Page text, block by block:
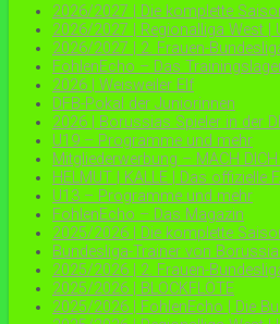
2026/2027 | Die komplette
2026/2027 | Regionalliga West |
2026/2027 | 2. Frauen-
FohlenEcho – Das
2026 | Weisweiler Elf
DFB-Pokal der Juniorinnen
2026 | Borussias Spieler in der
U19 – Programme und mehr
Mitgliederwerbung – MACH DICH
HELMUT | KALLE | Das offizielle
U13 – Programme und mehr
FohlenEcho – Das Magazin
2025/2026 | Die komplette
Bundesliga-Trainer von
2025/2026 | 2. Frauen-
2025/2026 | BLOCKFLÖTE
2025/2026 | FohlenEcho | Die